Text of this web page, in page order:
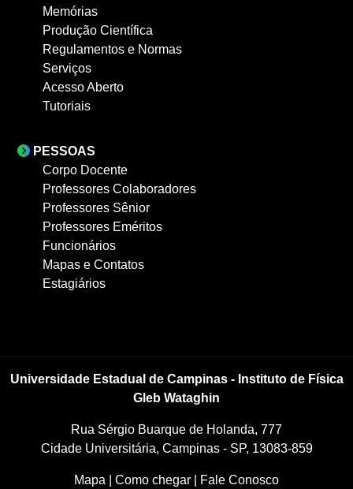
Memórias
Produção Científica
Regulamentos e Normas
Serviços
Acesso Aberto
Tutoriais
PESSOAS
Corpo Docente
Professores Colaboradores
Professores Sênior
Professores Eméritos
Funcionários
Mapas e Contatos
Estagiários
Universidade Estadual de Campinas - Instituto de Física
Gleb Wataghin
Rua Sérgio Buarque de Holanda, 777
Cidade Universitária, Campinas - SP, 13083-859
Mapa Como chegar Fale Conosco